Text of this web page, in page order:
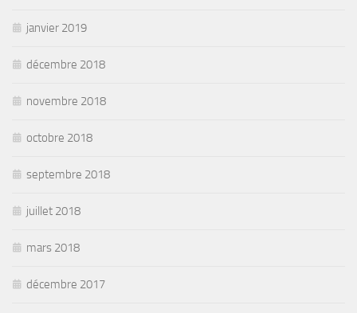
janvier 2019
décembre 2018
novembre 2018
octobre 2018
septembre 2018
juillet 2018
mars 2018
décembre 2017